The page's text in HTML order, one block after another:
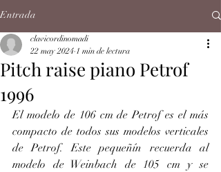
Entrada
Pitch raise piano Petrof
1996
clavicordinomadi
22 may 2024 1 min de lectura
El modelo de 106 cm de Petrof es el más
compacto de todos sus modelos verticales
de Petrof. Este pequeñín recuerda al
modelo de Weinbach de 105 cm y se